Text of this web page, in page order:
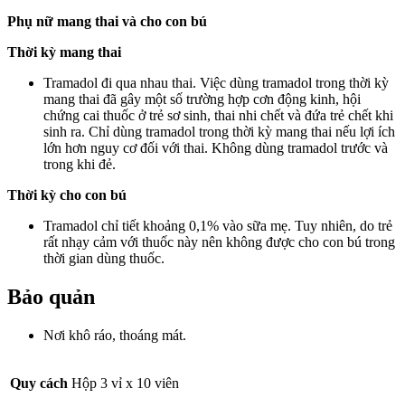
Phụ nữ mang thai và cho con bú
Thời kỳ mang thai
Tramadol đi qua nhau thai. Việc dùng tramadol trong thời kỳ
mang thai đã gây một số trường hợp cơn động kinh, hội
chứng cai thuốc ở trẻ sơ sinh, thai nhi chết và đứa trẻ chết khi
sinh ra. Chỉ dùng tramadol trong thời kỳ mang thai nếu lợi ích
lớn hơn nguy cơ đối với thai. Không dùng tramadol trước và
trong khi đẻ.
Thời kỳ cho con bú
Tramadol chỉ tiết khoảng 0,1% vào sữa mẹ. Tuy nhiên, do trẻ
rất nhạy cảm với thuốc này nên không được cho con bú trong
thời gian dùng thuốc.
Bảo quản
Nơi khô ráo, thoáng mát.
Quy cách Hộp 3 vỉ x 10 viên